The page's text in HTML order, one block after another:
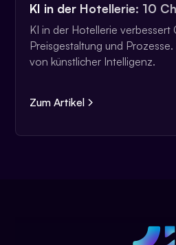
KI in der Hotellerie: 10
KI in der Hotellerie verbessert
Preisgestaltung und
von künstlicher Intelligenz.
Zum Artikel